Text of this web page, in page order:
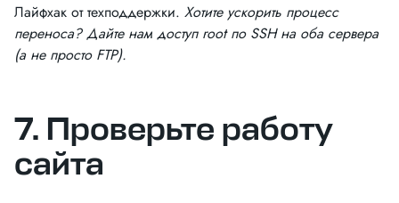
Лайфхак от техподдержки. Хотите ускорить процесс
переноса? Дайте нам доступ root по SSH на оба сервера
(а не просто FTP).
7. Проверьте работу
сайта